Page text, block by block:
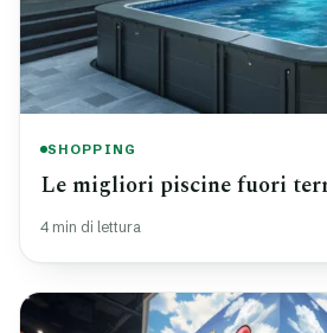
SHOPPING
Le migliori piscine fuori
4 min di lettura